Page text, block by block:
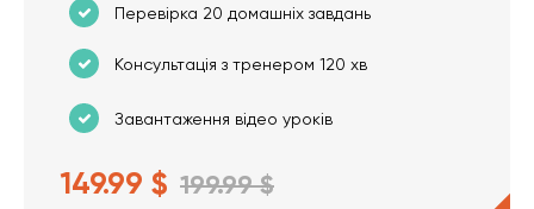
Перевірка 20 домашніх завдань
Консультація з тренером 120 хв
Завантаження відео уроків
149.99 $ 199.99 $